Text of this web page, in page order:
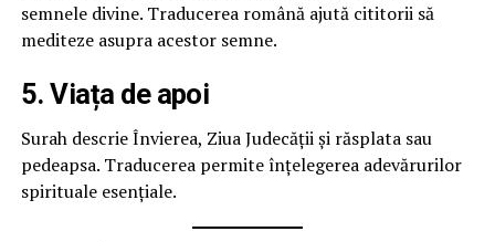
semnele divine. Traducerea română ajută cititorii să
mediteze asupra acestor semne.
5. Viața de apoi
Surah descrie Învierea, Ziua Judecății și răsplata sau
pedeapsa. Traducerea permite înțelegerea adevărurilor
spirituale esențiale.